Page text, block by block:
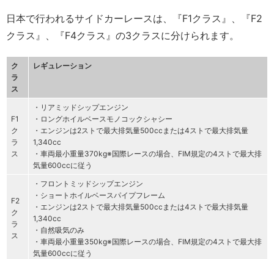
日本で行われるサイドカーレースは、『F1クラス』、『F2
クラス』、『F4クラス』の3クラスに分けられます。
ク
ラ
ス
レギュレーション
F1
ク
ラ
ス
・リアミッドシップエンジン
・ロングホイルベースモノコックシャシー
・エンジンは2ストで最大排気量500ccまたは4ストで最大排気量
1,340cc
・車両最小重量370kg※国際レースの場合、FIM規定の4ストで最大排
気量600ccに従う
F2
ク
ラ
ス
・フロントミッドシップエンジン
・ショートホイルベースパイプフレーム
・エンジンは2ストで最大排気量500ccまたは4ストで最大排気量
1,340cc
・自然吸気のみ
・車両最小重量350kg※国際レースの場合、FIM規定の4ストで最大排
気量600ccに従う